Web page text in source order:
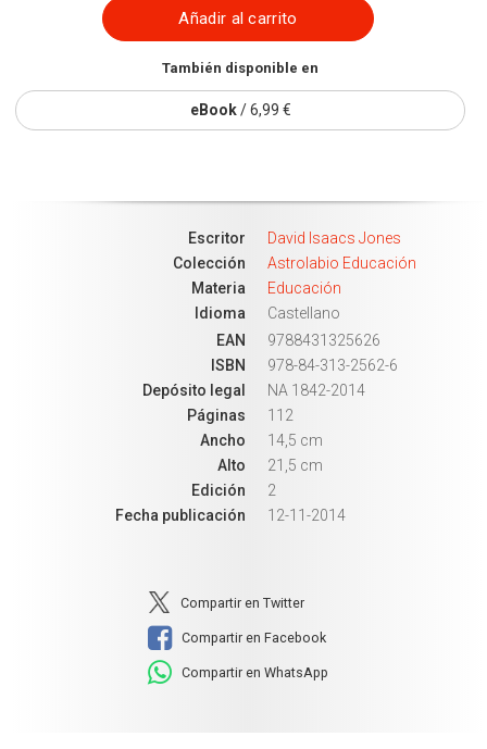
Añadir al carrito
También disponible en
eBook/ 6,99 €
Escritor
David Isaacs Jones
Colección
Astrolabio Educación
Materia
Educación
Idioma
Castellano
EAN
9788431325626
ISBN
978-84-313-2562-6
Depósito legal
NA 1842-2014
Páginas
112
Ancho
14,5 cm
Alto
21,5 cm
Edición
2
Fecha publicación
12-11-2014
Compartir en Twitter
Compartir en Facebook
Compartir en WhatsApp